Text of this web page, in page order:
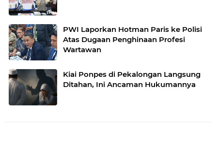
PWI Laporkan Hotman Paris ke Polisi
Atas Dugaan Penghinaan Profesi
Wartawan
Kiai Ponpes di Pekalongan Langsung
Ditahan, Ini Ancaman Hukumannya